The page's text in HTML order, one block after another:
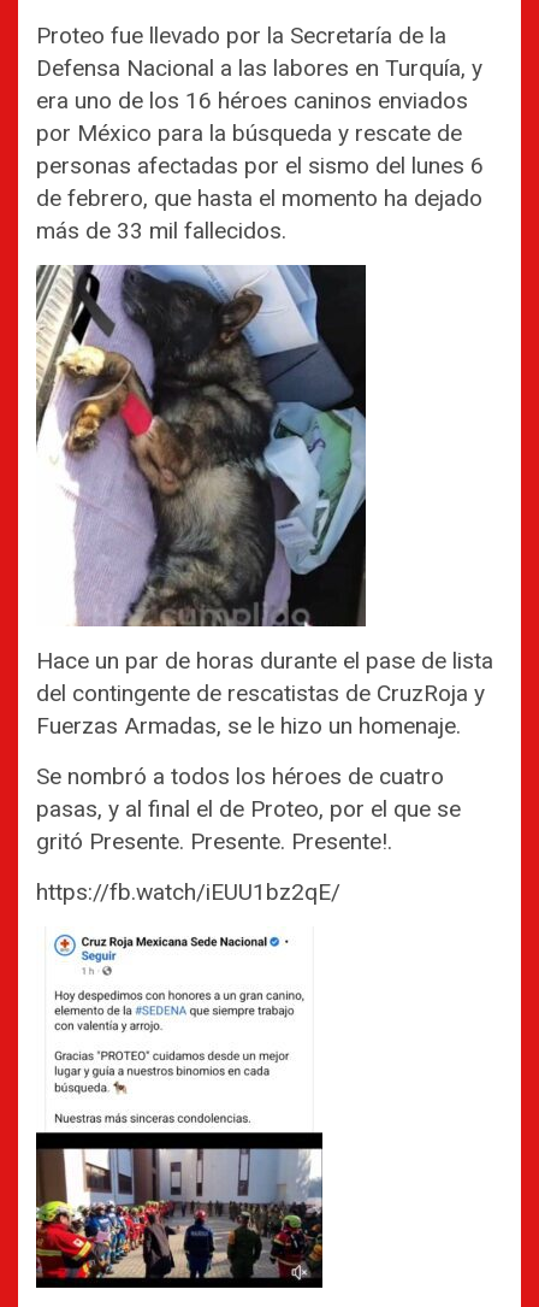
Proteo fue llevado por la Secretaría de la
Defensa Nacional a las labores en Turquía, y
era uno de los 16 héroes caninos enviados
por México para la búsqueda y rescate de
personas afectadas por el sismo del lunes 6
de febrero, que hasta el momento ha dejado
más de 33 mil fallecidos.
Hace un par de horas durante el pase de lista
del contingente de rescatistas de CruzRoja y
Fuerzas Armadas, se le hizo un homenaje.
Se nombró a todos los héroes de cuatro
pasas, y al final el de Proteo, por el que se
gritó Presente. Presente. Presente!.
https://fb.watch/iEUU1bz2qE/